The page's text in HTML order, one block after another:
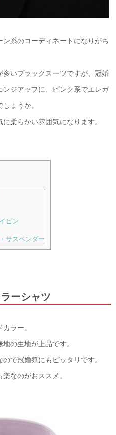
系のコーディネートになりがち
いブラックスーツですが、冠婚
ジアップに、ピンク系でエレガ
ょうか。
柔らかい雰囲気になります。
ピン
サスペンダー
ーシャツ
ラー。
の生地が上品です。
で冠婚祭にもピッタリです。
なのがおススメ。